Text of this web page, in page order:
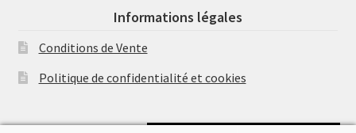
Informations légales
Conditions de Vente
Politique de confidentialité et cookies